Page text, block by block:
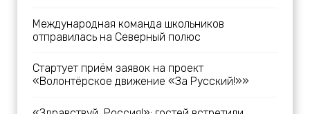
Международная команда школьников
отправилась на Северный полюс
Стартует приём заявок на проект
«Волонтёрское движение «За Русский!»»